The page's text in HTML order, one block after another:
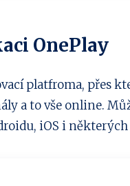
OnePlay
platfroma, přes
a to vše online.
iOS i